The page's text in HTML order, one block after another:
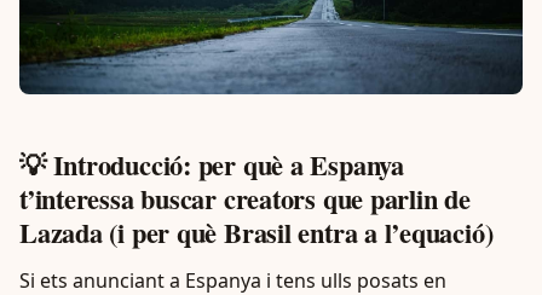
💡 Introducció: per què a Espanya
t’interessa buscar creators que parlin de
Lazada (i per què Brasil entra a l’equació)
Si ets anunciant a Espanya i tens ulls posats en